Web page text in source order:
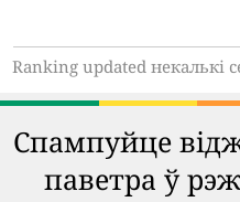
Ranking updated некалькі
Спампуйце
паветра ў